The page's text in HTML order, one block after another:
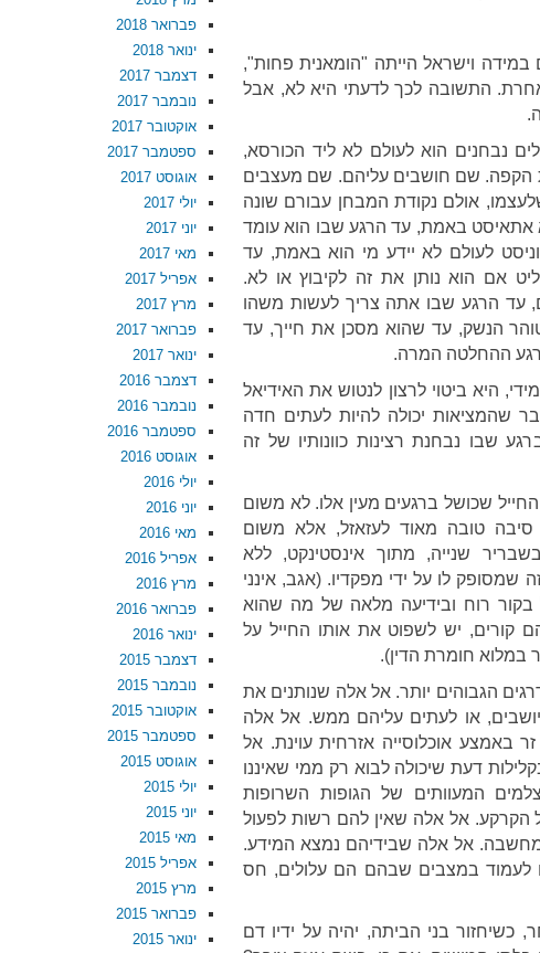
וישראל הייתה "הומאנית פחות",
אחרת. התשובה לכך לדעתי היא לא, אבל
נבחנים הוא לעולם לא ליד הכורסא,
הקפה. שם חושבים עליהם. שם מעצבים
אולם נקודת המבחן עבורם שונה
אתאיסט באמת, עד הרגע שבו הוא עומד
לעולם לא יידע מי הוא באמת, עד
אם הוא נותן את זה לקיבוץ או לא.
עד הרגע שבו אתה צריך לעשות משהו
הנשק, עד שהוא מסכן את חייך, עד
ההחלטה המרה.
היא ביטוי לרצון לנטוש את האידיאל
שהמציאות יכולה להיות לעתים חדה
שבו נבחנת רצינות כוונותיו של זה
שכושל ברגעים מעין אלו. לא משום
טובה מאוד לעזאזל, אלא משום
שנייה, מתוך אינסטינקט, ללא
לו על ידי מפקדיו. (אגב, אינני
בקור רוח ובידיעה מלאה של מה שהוא
קורים, יש לשפוט את אותו החייל על
במלוא חומרת הדין).
הגבוהים יותר. אל אלה שנותנים את
או לעתים עליהם ממש. אל אלה
באמצע אוכלוסייה אזרחית עוינת. אל
דעת שיכולה לבוא רק ממי שאיננו
המעוותים של הגופות השרופות
הקרקע. אל אלה שאין להם רשות לפעול
מחשבה. אל אלה שבידיהם נמצא המידע.
לעמוד במצבים שבהם הם עלולים, חס
בני הביתה, יהיה על ידיו דם
פברואר 2018
ינואר 2018
דצמבר 2017
נובמבר 2017
אוקטובר 2017
ספטמבר 2017
אוגוסט 2017
יולי 2017
יוני 2017
מאי 2017
אפריל 2017
מרץ 2017
פברואר 2017
ינואר 2017
דצמבר 2016
נובמבר 2016
ספטמבר 2016
אוגוסט 2016
יולי 2016
יוני 2016
מאי 2016
אפריל 2016
מרץ 2016
פברואר 2016
ינואר 2016
דצמבר 2015
נובמבר 2015
אוקטובר 2015
ספטמבר 2015
אוגוסט 2015
יולי 2015
יוני 2015
מאי 2015
אפריל 2015
מרץ 2015
פברואר 2015
ינואר 2015